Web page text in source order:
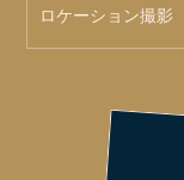
ロケーション撮影